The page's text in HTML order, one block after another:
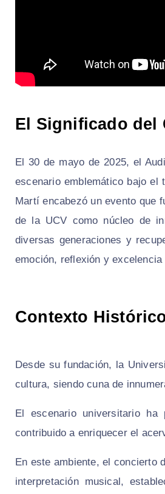
El Significado del
El 30 de mayo de 2025, el
escenario emblemático bajo el
Martí encabezó un evento que
de la UCV como núcleo de
diversas generaciones y
emoción, reflexión y
Contexto
Desde su fundación, la
cultura, siendo cuna de
El escenario universitario ha
contribuido a enriquecer el
En este ambiente, el concierto
interpretación musical,